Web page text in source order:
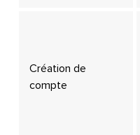
Création de
compte